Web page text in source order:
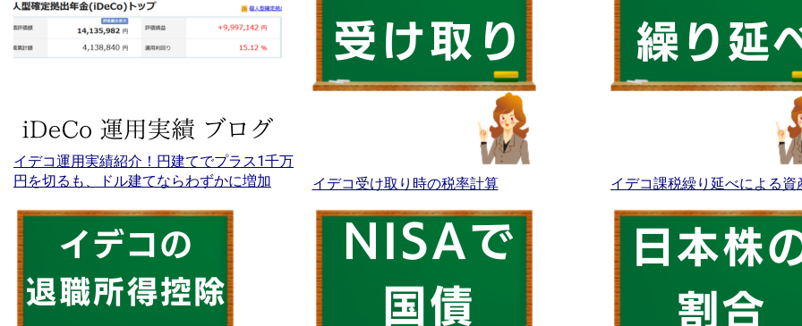
イデコ運用実績紹介！円建てでプラス1千万
円を切るも、ドル建てならわずかに増加
イデコ受け取り時の税率計算 イデコ課税繰り延べによる資